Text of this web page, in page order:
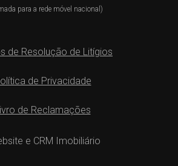
para a rede móvel nacional)
de Resolução de Litígios
de Privacidade
de Reclamações
e CRM Imobiliário